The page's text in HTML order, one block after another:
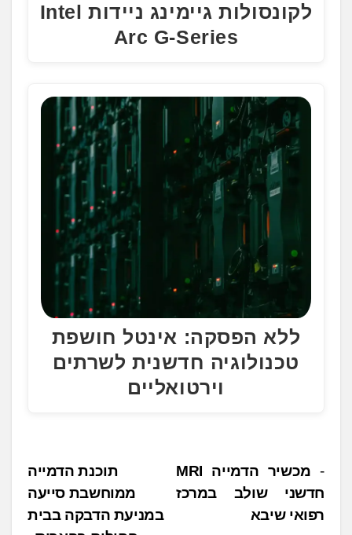
לקונסולות גיימינג ניידות Intel
Arc G-Series
ללא הפסקה: אינטל חושפת
טכנולוגיה חדשנית לשרתים
וירטואליים
נ
י
ו
תוכנת הדמייה
ממוחשבת סייעה
במניעת הדבקה בבית
מכשיר הדמייה MRI
חדשני שולב במרכז
רפואי שיבא